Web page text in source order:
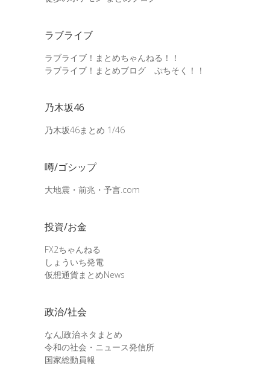
ラブライブ
ラブライブ！まとめちゃんねる！！
ラブライブ！まとめブログ ぷちそく！！
乃木坂46
乃木坂46まとめ 1/46
噂/ゴシップ
大地震・前兆・予言.com
投資/お金
FX2ちゃんねる
しょういち発電
仮想通貨まとめNews
政治/社会
なんJ政治ネタまとめ
令和の社会・ニュース発信所
国家総動員報